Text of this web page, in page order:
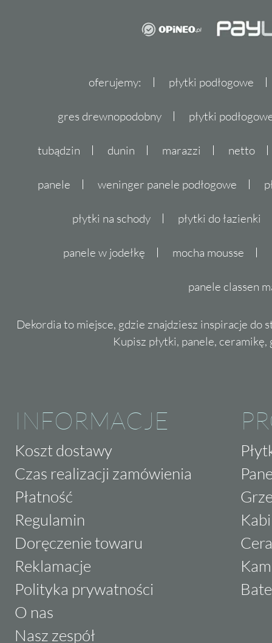
oferujemy: płytki podłogowe
gres drewnopodobny płytki
tubądzin dunin marazzi netto
panele weninger panele podłogowe
płytki na schody płytki do łazienki
panele w jodełkę mocha mousse
panele classen
Dekordia to miejsce, gdzie znajdziesz inspiracje do
Kupisz płytki, panele,
INFORMACJE
Koszt dostawy
Czas realizacji zamówienia
Płatność
Regulamin
Doręczenie towaru
Reklamacje
Polityka prywatności
O nas
Nasz zespół